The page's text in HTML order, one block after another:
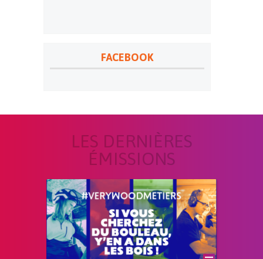
FACEBOOK
LES DERNIÈRES
ÉMISSIONS